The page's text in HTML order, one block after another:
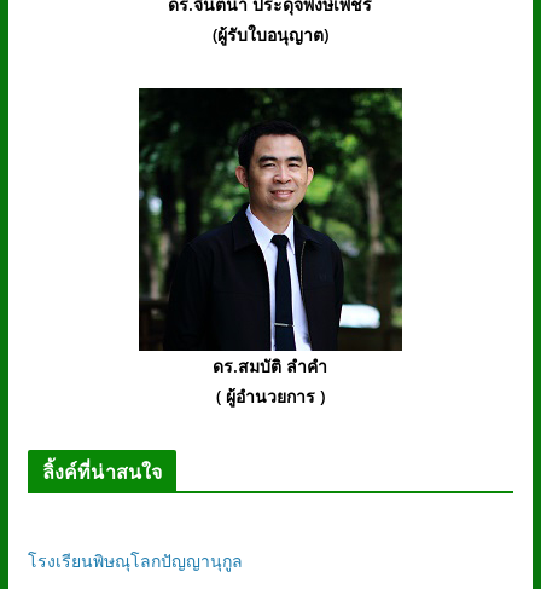
ดร.จินตนา ประดุจพงษ์เพ็ชร์
(ผู้รับใบอนุญาต)
ดร.สมบัติ ลำคำ
( ผู้อำนวยการ )
ลิ้งค์ที่น่าสนใจ
โรงเรียนพิษณุโลกปัญญานุกูล